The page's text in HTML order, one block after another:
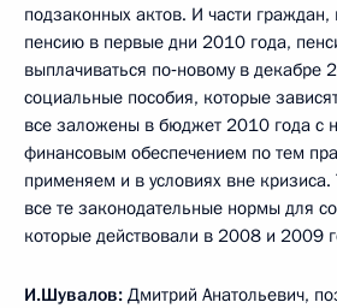
подзаконных актов. И части граждан,
пенсию в первые дни 2010 года,
выплачиваться по‑новому в декабре
социальные пособия, которые
все заложены в бюджет 2010 года с
финансовым обеспечением по тем
применяем и в условиях вне
все те законодательные нормы для
которые действовали в 2008 и 2009
И.Шувалов: Дмитрий Анатольевич,